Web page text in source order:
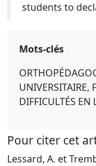
students to
Mots-clés
UNIVERSITAIRE,
DIFFICULTÉS EN
Pour citer cet
Lessard, A. et